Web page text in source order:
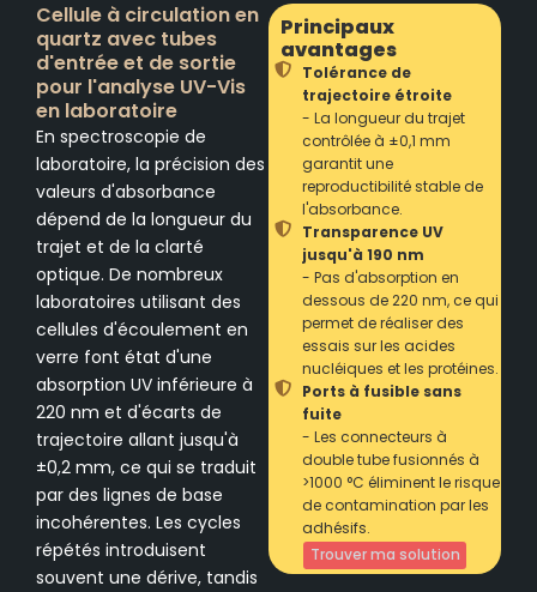
Cellule à circulation en
quartz avec tubes
d'entrée et de sortie
pour l'analyse UV-Vis
en laboratoire
En spectroscopie de
laboratoire, la précision des
valeurs d'absorbance
dépend de la longueur du
trajet et de la clarté
optique. De nombreux
laboratoires utilisant des
cellules d'écoulement en
verre font état d'une
absorption UV inférieure à
220 nm et d'écarts de
trajectoire allant jusqu'à
±0,2 mm, ce qui se traduit
par des lignes de base
incohérentes. Les cycles
répétés introduisent
souvent une dérive, tandis
Principaux
avantages
Tolérance de
trajectoire étroite
- La longueur du trajet
contrôlée à ±0,1 mm
garantit une
reproductibilité stable de
l'absorbance.
Transparence UV
jusqu'à 190 nm
- Pas d'absorption en
dessous de 220 nm, ce qui
permet de réaliser des
essais sur les acides
nucléiques et les protéines.
Ports à fusible sans
fuite
- Les connecteurs à
double tube fusionnés à
>1000 °C éliminent le risque
de contamination par les
adhésifs.
Trouver ma solution